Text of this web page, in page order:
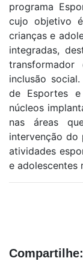
programa
cujo objetivo
crianças e
integradas,
inclusão
de Esportes
núcleos
nas áreas
intervenção do
atividades
e adolescentes
Compartilhe: